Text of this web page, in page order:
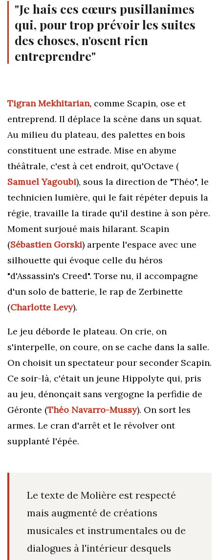
"Je hais ces cœurs pusillanimes
qui, pour trop prévoir les suites
des choses, n'osent rien
entreprendre"
Tigran Mekhitarian, comme Scapin, ose et
entreprend. Il déplace la scène dans un squat.
Au milieu du plateau, des palettes en bois
constituent une estrade. Mise en abyme
théâtrale, c'est à cet endroit, qu'Octave (
Samuel Yagoubi), sous la direction de "Théo", le
technicien lumière, qui le fait répéter depuis la
régie, travaille la tirade qu'il destine à son père.
Moment surjoué mais hilarant. Scapin
(Sébastien Gorski) arpente l'espace avec une
silhouette qui évoque celle du héros
"d'Assassin's Creed". Torse nu, il accompagne
d'un solo de batterie, le rap de Zerbinette
(Charlotte Levy).
Le jeu déborde le plateau. On crie, on
s'interpelle, on coure, on se cache dans la salle.
On choisit un spectateur pour seconder Scapin.
Ce soir-là, c'était un jeune Hippolyte qui, pris
au jeu, dénonçait sans vergogne la perfidie de
Géronte (Théo Navarro-Mussy). On sort les
armes. Le cran d'arrêt et le révolver ont
supplanté l'épée.
Le texte de Molière est respecté
mais augmenté de créations
musicales et instrumentales ou de
dialogues à l'intérieur desquels